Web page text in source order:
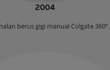
2004
berus gigi manual Colgate 360º.